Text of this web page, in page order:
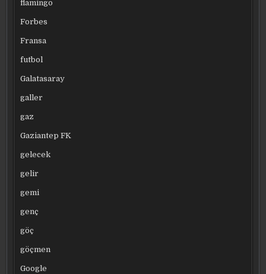
flamingo
Forbes
Fransa
futbol
Galatasaray
galler
gaz
Gaziantep FK
gelecek
gelir
gemi
genç
göç
göçmen
Google